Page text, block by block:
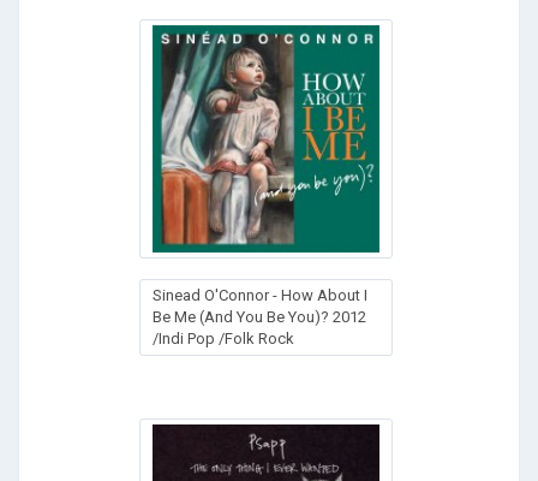
Sinead O'Connor - How About I
Be Me (And You Be You)? 2012
/Indi Pop /Folk Rock